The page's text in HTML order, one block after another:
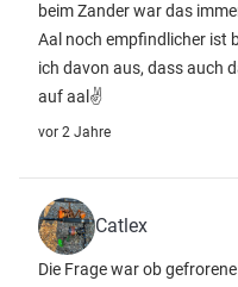
beim Zander war das
Aal noch empfindlicher ist
ich davon aus, dass auch
auf aal✌️
vor 2 Jahre
Catlex
Die Frage war ob